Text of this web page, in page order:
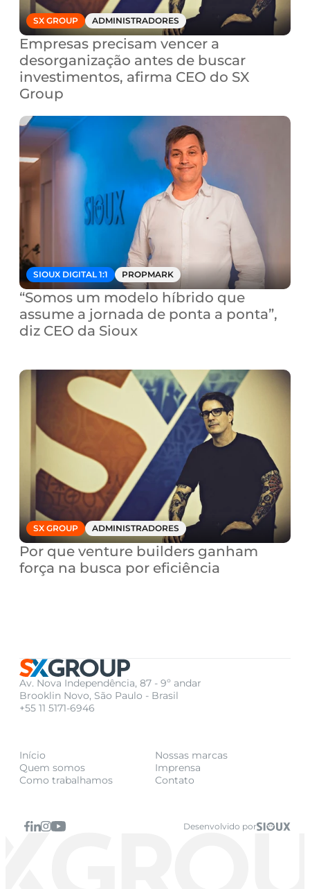
SX GROUP ADMINISTRADORES
Empresas precisam vencer a
desorganização antes de buscar
investimentos, afirma CEO do SX
Group
SIOUX DIGITAL 1:1 PROPMARK
“Somos um modelo híbrido que
assume a jornada de ponta a ponta”,
diz CEO da Sioux
SX GROUP ADMINISTRADORES
Por que venture builders ganham
força na busca por eficiência
Av. Nova Independência, 87 - 9º andar
Brooklin Novo, São Paulo - Brasil
+55 11 5171-6946
Início
Quem somos
Como trabalhamos
Nossas marcas
Imprensa
Contato
Desenvolvido por